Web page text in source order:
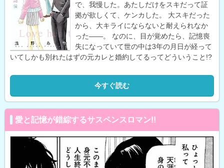
で、我慢した。あたしだけをスキだって証
拠が欲しくて、ケンカした。 大スキだった
から、大キライにならないと耐えられなか
った――。 なのに、目が覚めたら、記憶喪
失になっていて世の中は3年の月日が経って
いてしかも別れたはずの元カレと婚約してるってどういうこと!?
今すぐ読む
愛と記憶が錯綜するサスペンスロマン!!